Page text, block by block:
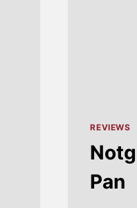
REVIEWS
Pan